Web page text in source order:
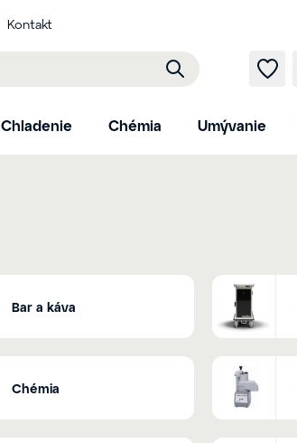
Kontakt
Chladenie Chémia Umývanie
Bar a káva
Chémia